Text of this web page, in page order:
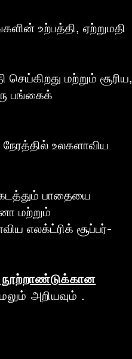
உற்பத்தி, ஏற்றுமதி
மற்றும் சூரிய,
பங்கைக்
உலகளாவிய
பாதையை
மற்றும்
எலக்ட்ரிக் சூப்பர்-
அறியவும் .